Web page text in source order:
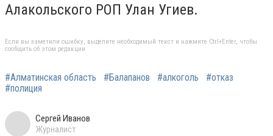
Алакольского РОП Улан Угиев.
Если вы заметили ошибку, выделите необходимый текст и нажмите Ctrl+Enter, чтобы
сообщить об этом редакции
#Алматинская область #Балапанов #алкоголь
#отказ
#полиция
Сергей Иванов
Журналист